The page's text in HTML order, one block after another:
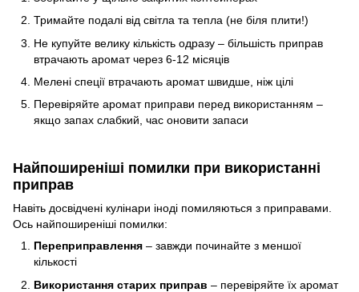
Тримайте подалі від світла та тепла (не біля плити!)
Не купуйте велику кількість одразу – більшість приправ
втрачають аромат через 6-12 місяців
Мелені спеції втрачають аромат швидше, ніж цілі
Перевіряйте аромат приправи перед використанням –
якщо запах слабкий, час оновити запаси
Найпоширеніші помилки при використанні
приправ
Навіть досвідчені кулінари іноді помиляються з приправами.
Ось найпоширеніші помилки:
Переприправлення – завжди починайте з меншої
кількості
Використання старих приправ – перевіряйте їх аромат